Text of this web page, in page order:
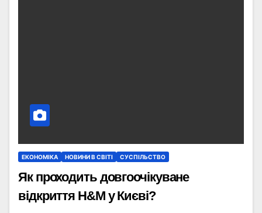
ЕКОНОМІКА НОВИНИ В СВІТІ СУСПІЛЬСТВО
Як проходить довгоочікуване
відкриття H&M у Києві?